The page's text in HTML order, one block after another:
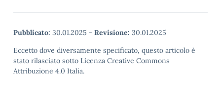
Pubblicato: 30.01.2025 - Revisione: 30.01.2025
Eccetto dove diversamente specificato, questo articolo è
stato rilasciato sotto Licenza Creative Commons
Attribuzione 4.0 Italia.